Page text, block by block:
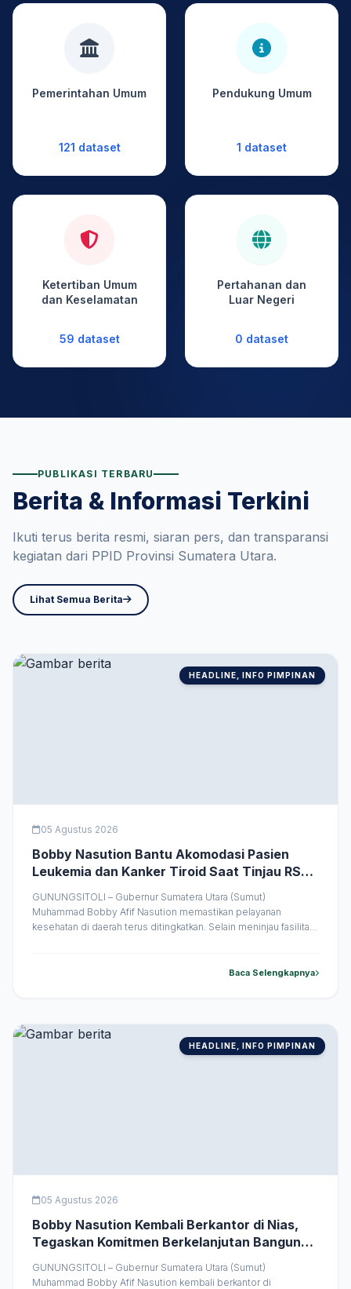
Pemerintahan Umum
121 dataset
Pendukung Umum
1 dataset
Ketertiban Umum
dan Keselamatan
59 dataset
Pertahanan dan
Luar Negeri
0 dataset
PUBLIKASI TERBARU
Berita & Informasi Terkini
Ikuti terus berita resmi, siaran pers, dan transparansi
kegiatan dari PPID Provinsi Sumatera Utara.
Lihat Semua Berita
HEADLINE, INFO PIMPINAN
05 Agustus 2026
Bobby Nasution Bantu Akomodasi Pasien
Leukemia dan Kanker Tiroid Saat Tinjau RSUD
GUNUNGSITOLI – Gubernur Sumatera Utara (Sumut)
Muhammad Bobby Afif Nasution memastikan pelayanan
kesehatan di daerah terus ditingkatkan. Selain meninjau fasilitas
mendapatkan penanganan medis lanjutan. Peninjauan tersebut
Baca Selengkapnya
HEADLINE, INFO PIMPINAN
05 Agustus 2026
Bobby Nasution Kembali Berkantor di Nias,
Tegaskan Komitmen Berkelanjutan Bangun
GUNUNGSITOLI – Gubernur Sumatera Utara (Sumut)
Muhammad Bobby Afif Nasution kembali berkantor di